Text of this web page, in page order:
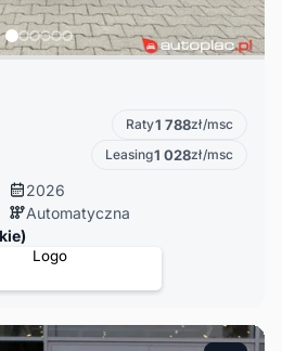
Raty1 788zł/msc
Leasing1 028zł/msc
2026
Automatyczna